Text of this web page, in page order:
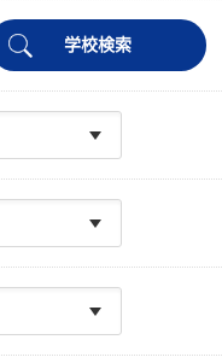
学校検索